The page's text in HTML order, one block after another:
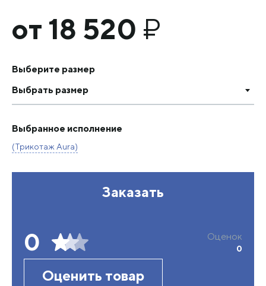
от 18 520 ₽
Выберите размер
Выбрать размер
Выбранное исполнение
(Трикотаж Aura)
Заказать
0 Оценок
0
Оценить товар